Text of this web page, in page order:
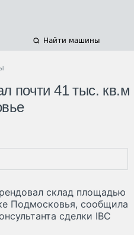
Найти машины
почти 41 тыс. кв.м
склад площадью
Подмосковья, сообщила
сделки IBC